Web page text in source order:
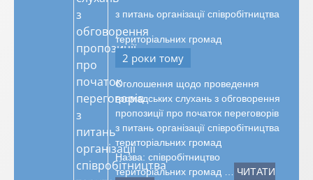
з питань організації співробітництва
територіальних громад
2 роки тому
Оголошення щодо проведення
громадських слухань з обговорення
пропозиції про початок переговорів
з питань організації співробітництва
територіальних громад
Назва: співробітництво
територіальних громад …
ЧИТАТИ